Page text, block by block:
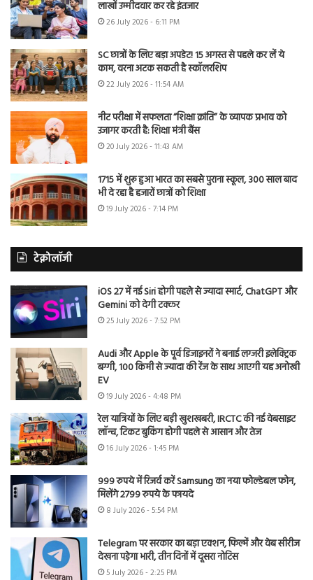
लाखों उम्मीदवार कर रहे इंतजार
26 July 2026 - 6:11 PM
SC छात्रों के लिए बड़ा अपडेट! 15 अगस्त से पहले कर लें ये
काम, वरना अटक सकती है स्कॉलरशिप
22 July 2026 - 11:54 AM
नीट परीक्षा में सफलता “शिक्षा क्रांति” के व्यापक प्रभाव को
उजागर करती है: शिक्षा मंत्री बैंस
20 July 2026 - 11:43 AM
1715 में शुरू हुआ भारत का सबसे पुराना स्कूल, 300 साल बाद
भी दे रहा है हजारों छात्रों को शिक्षा
19 July 2026 - 7:14 PM
टेक्नोलॉजी
iOS 27 में नई Siri होगी पहले से ज्यादा स्मार्ट, ChatGPT और
Gemini को देगी टक्कर
25 July 2026 - 7:52 PM
Audi और Apple के पूर्व डिजाइनरों ने बनाई लग्जरी इलेक्ट्रिक
बग्गी, 100 किमी से ज्यादा की रेंज के साथ आएगी यह अनोखी
EV
19 July 2026 - 4:48 PM
रेल यात्रियों के लिए बड़ी खुशखबरी, IRCTC की नई वेबसाइट
लॉन्च, टिकट बुकिंग होगी पहले से आसान और तेज
16 July 2026 - 1:45 PM
999 रुपये में रिजर्व करें Samsung का नया फोल्डेबल फोन,
मिलेंगे 2799 रुपये के फायदे
8 July 2026 - 5:54 PM
Telegram पर सरकार का बड़ा एक्शन, फिल्में और वेब सीरीज
देखना पड़ेगा भारी, तीन दिनों में दूसरा नोटिस
5 July 2026 - 2:25 PM